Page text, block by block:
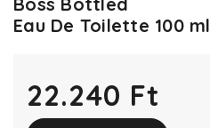
Eau De Toilette 100 ml
22.240 Ft